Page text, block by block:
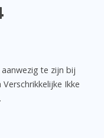
te zijn bij
Ikke